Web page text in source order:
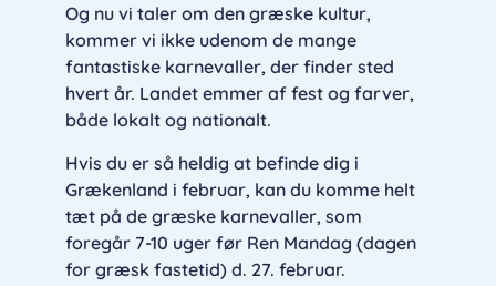
Og nu vi taler om den græske kultur,
kommer vi ikke udenom de mange
fantastiske karnevaller, der finder sted
hvert år. Landet emmer af fest og farver,
både lokalt og nationalt.
Hvis du er så heldig at befinde dig i
Grækenland i februar, kan du komme helt
tæt på de græske karnevaller, som
foregår 7-10 uger før Ren Mandag (dagen
for græsk fastetid) d. 27. februar.